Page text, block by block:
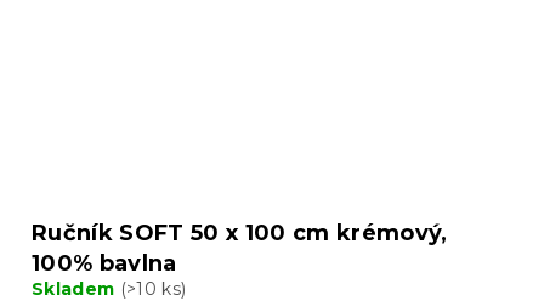
Ručník SOFT 50 x 100 cm krémový,
100% bavlna
Skladem (>10 ks)